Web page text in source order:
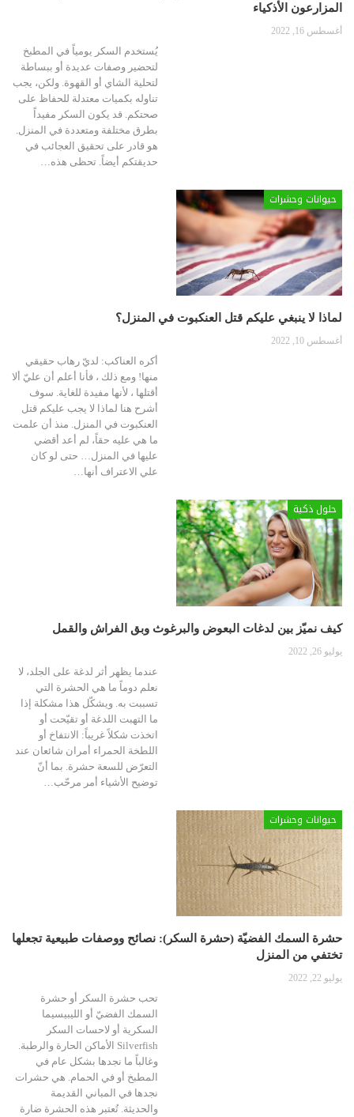
المزارعون الأذكياء
أغسطس 16, 2022
يُستخدم السكر يومياً في المطبخ
لتحضير وصفات عديدة أو ببساطة
لتحلية الشاي أو القهوة. ولكن، يجب
تناوله بكميات معتدلة للحفاظ على
صحتكم. قد يكون السكر مفيداً
بطرق مختلفة ومتعددة في المنزل.
هو قادر على تحقيق العجائب في
حديقتكم أيضاً. تحظى هذه
حيوانات وحشرات
لماذا لا ينبغي عليكم قتل العنكبوت في المنزل؟
أغسطس 10, 2022
أكره العناكب: لديّ رهاب حقيقي
منها! ومع ذلك ، فأنا أعلم أن عليّ ألا
أقتلها ، لأنها مفيدة للغاية. سوف
أشرح هنا لماذا لا يجب عليكم قتل
العنكبوت في المنزل. منذ أن علمت
ما هي عليه حقاً، لم أعد أقضي
عليها في المنزل… حتى لو كان
علي الاعتراف أنها…
حلول ذكية
كيف نميّز بين لدغات البعوض والبرغوث وبق الفراش والقمل
يوليو 26, 2022
عندما يظهر أثر لدغة على الجلد، لا
نعلم دوماً ما هي الحشرة التي
تسببت به. ويشكّل هذا مشكلة إذا
ما التهبت اللدغة أو تقيّحت أو
اتخذت شكلاً غريباً: الانتفاخ أو
اللطخة الحمراء أمران شائعان عند
التعرّض للسعة حشرة. بما أنّ
توضيح الأشياء أمر مرحّب
حيوانات وحشرات
حشرة السمك الفضيّة (حشرة السكر): نصائح ووصفات طبيعية تجعلها
تختفي من المنزل
يوليو 22, 2022
تحب حشرة السكر أو حشرة
السمك الفضيّ أو الليبيسيما
السكرية أو لاحسات السكر
Silverfish الأماكن الحارة والرطبة.
وغالباً ما نجدها بشكل عام في
المطبخ أو في الحمام. هي حشرات
نجدها في المباني القديمة
والحديثة. تُعتبر هذه الحشرة ضارة